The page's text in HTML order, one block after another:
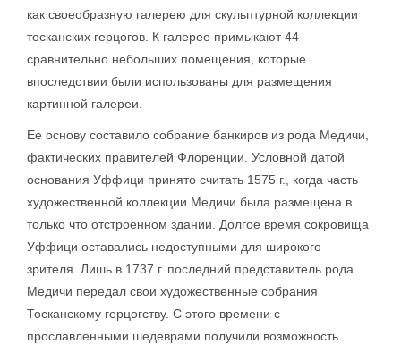
как своеобразную галерею для скульптурной коллекции
тосканских герцогов. К галерее примыкают 44
сравнительно небольших помещения, которые
впоследствии были использованы для размещения
картинной галереи.
Ее основу составило собрание банкиров из рода Медичи,
фактических правителей Флоренции. Условной датой
основания Уффици принято считать 1575 г., когда часть
художественной коллекции Медичи была размещена в
только что отстроенном здании. Долгое время сокровища
Уффици оставались недоступными для широкого
зрителя. Лишь в 1737 г. последний представитель рода
Медичи передал свои художественные собрания
Тосканскому герцогству. С этого времени с
прославленными шедеврами получили возможность